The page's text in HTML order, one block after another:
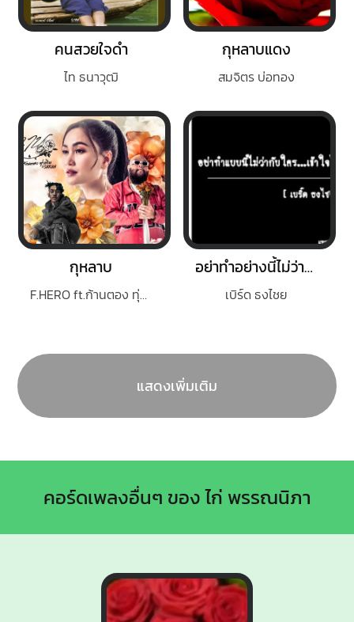
คนสวยใจดำ
ไท ธนาวุฒิ
กุหลาบแดง
สมจิตร บ่อทอง
กุหลาบ
F.HERO ft.ก้านตอง ทุ่งเงิน x SARAN
อย่าทำอย่างนี้ไม่ว่ากับใคร
เบิร์ด ธงไชย
แสดงเพิ่มเติม
คอร์ดเพลงอื่นๆ ของ ไก่ พรรณนิภา